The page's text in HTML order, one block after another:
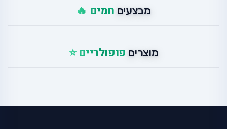
מבצעים חמים 🔥
מוצרים פופולריים ⭐